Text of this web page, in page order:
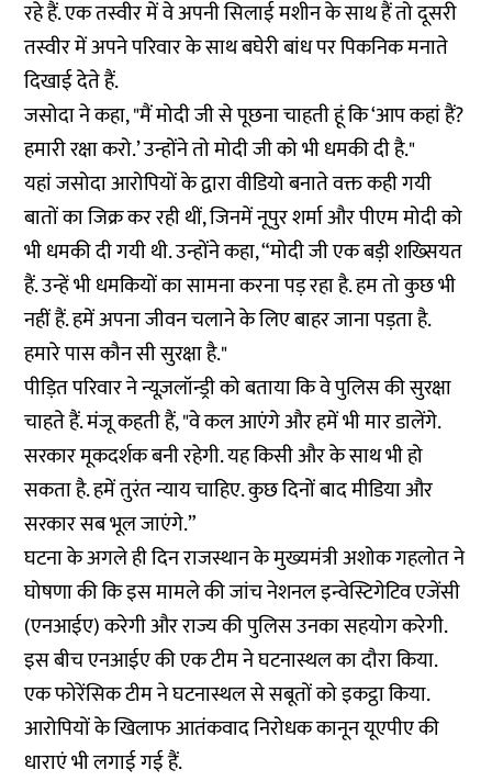
रहे हैं. एक तस्वीर में वे अपनी सिलाई मशीन के साथ हैं तो दूसरी
तस्वीर में अपने परिवार के साथ बघेरी बांध पर पिकनिक मनाते
दिखाई देते हैं.
जसोदा ने कहा, "मैं मोदी जी से पूछना चाहती हूं कि ‘आप कहां हैं?
हमारी रक्षा करो.’ उन्होंने तो मोदी जी को भी धमकी दी है."
यहां जसोदा आरोपियों के द्वारा वीडियो बनाते वक्त कही गयी
बातों का जिक्र कर रही थीं, जिनमें नूपुर शर्मा और पीएम मोदी को
भी धमकी दी गयी थी. उन्होंने कहा, “मोदी जी एक बड़ी शख्सियत
हैं. उन्हें भी धमकियों का सामना करना पड़ रहा है. हम तो कुछ भी
नहीं हैं. हमें अपना जीवन चलाने के लिए बाहर जाना पड़ता है.
हमारे पास कौन सी सुरक्षा है."
पीड़ित परिवार ने न्यूज़लॉन्ड्री को बताया कि वे पुलिस की सुरक्षा
चाहते हैं. मंजू कहती हैं, "वे कल आएंगे और हमें भी मार डालेंगे.
सरकार मूकदर्शक बनी रहेगी. यह किसी और के साथ भी हो
सकता है. हमें तुरंत न्याय चाहिए. कुछ दिनों बाद मीडिया और
सरकार सब भूल जाएंगे.”
घटना के अगले ही दिन राजस्थान के मुख्यमंत्री अशोक गहलोत ने
घोषणा की कि इस मामले की जांच नेशनल इन्वेस्टिगेटिव एजेंसी
(एनआईए) करेगी और राज्य की पुलिस उनका सहयोग करेगी.
इस बीच एनआईए की एक टीम ने घटनास्थल का दौरा किया.
एक फोरेंसिक टीम ने घटनास्थल से सबूतों को इकट्ठा किया.
आरोपियों के खिलाफ आतंकवाद निरोधक कानून यूएपीए की
धाराएं भी लगाई गई हैं.